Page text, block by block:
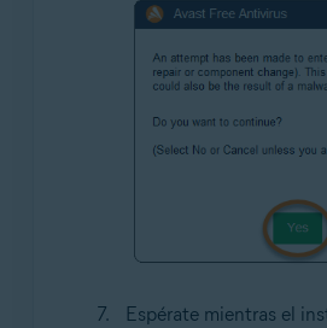
Espérate mientras el